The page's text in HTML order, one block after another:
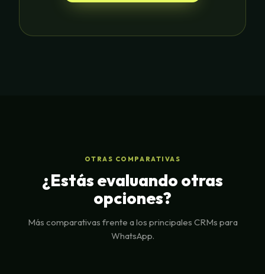
OTRAS COMPARATIVAS
¿Estás evaluando otras
opciones?
Más comparativas frente a los principales CRMs para
WhatsApp.